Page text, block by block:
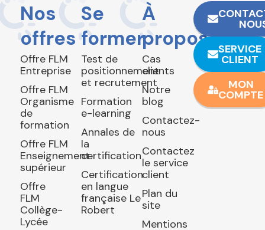
Nos
offres
Offre FLM
Entreprise
Offre FLM
Organisme
de
formation
Offre FLM
Enseignement
supérieur
Offre
FLM
Collège-
Lycée
Se
former
Test de
positionnement
et recrutement
Formation
e-learning
Annales de
la
certification
Certification
en langue
française Le
Robert
À
propos
Cas
clients
Notre
blog
Contactez-
nous
Contactez
le service
client
Plan du
site
Mentions
SERVICE
CLIENT
MON
COMPTE